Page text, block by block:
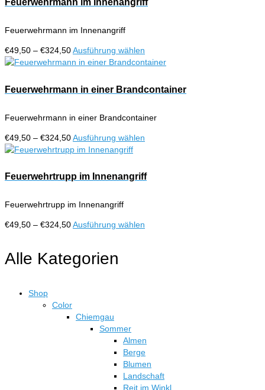
können
auf
Produktseite
werden
Feuerwehrmann im Innenangriff
Feuerwehrmann im Innenangriff
€49,50 – €324,50Preisspanne:
€49,50
€324,50
Ausführung wählen
Produkt
mehrere
Varianten
Die
können
Produktseite
Feuerwehrmann in einer Brandcontainer
Feuerwehrmann in einer Brandcontainer
€49,50 – €324,50Preisspanne:
€49,50
€324,50
Ausführung wählen
mehrere
Varianten
können
Feuerwehrtrupp im Innenangriff
Feuerwehrtrupp im Innenangriff
€49,50 – €324,50Preisspanne:
€324,50
Ausführung wählen
der
Produktseite
gewählt
werden
Alle Kategorien
Shop
Color
Chiemgau
Sommer
Almen
Berge
Blumen
Landschaft
Reit im Winkl